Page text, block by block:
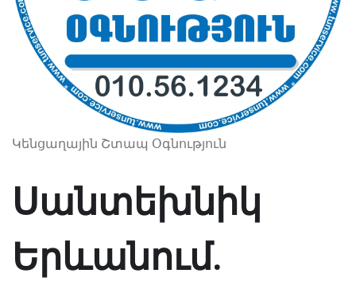
Կենցաղային Շտապ Օգնություն
Սանտեխնիկ
Երևանում.